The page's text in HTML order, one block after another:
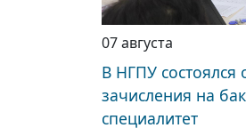
07 августа
В НГПУ состоялся
зачисления на
специалитет